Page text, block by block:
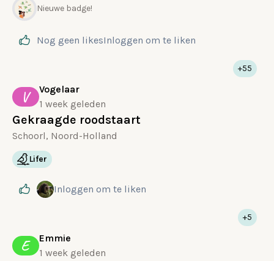
Nieuwe badge!
Nog geen likesInloggen om te liken
V
Vogelaar
1 week geleden
Gekraagde roodstaart
Schoorl, Noord-Holland
+55
Lifer
Inloggen om te liken
E
Emmie
1 week geleden
+5